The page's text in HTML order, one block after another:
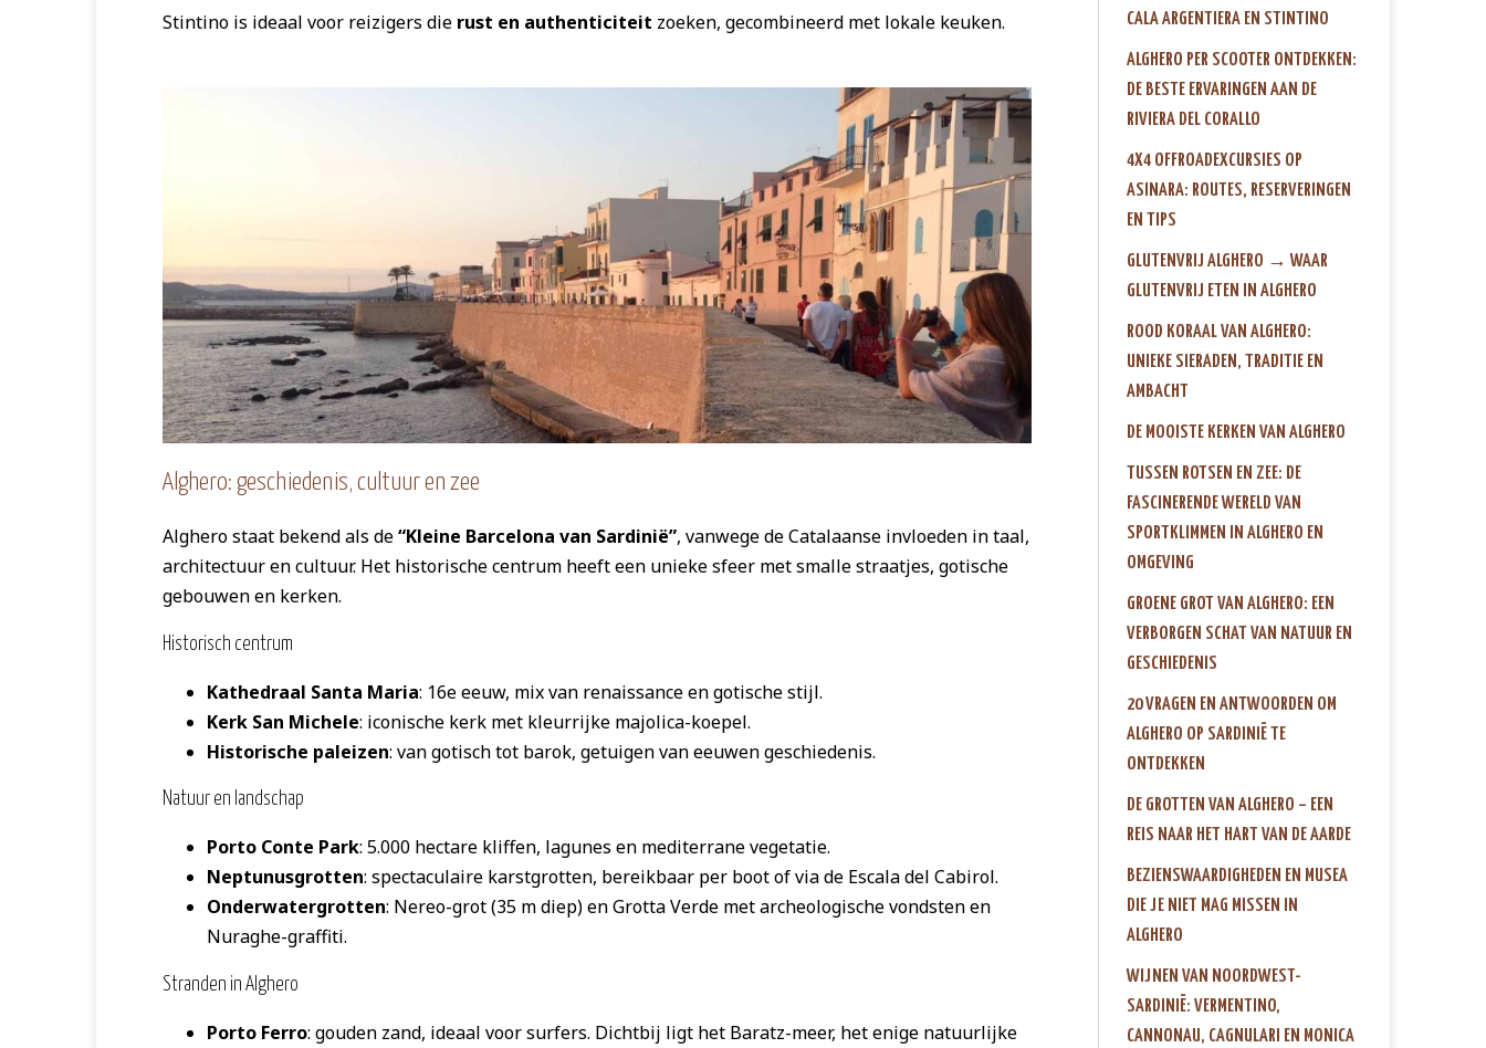
Stintino is ideaal voor reizigers die rust en authenticiteit zoeken, gecombineerd met lokale keuken.
Alghero: geschiedenis, cultuur en zee
Alghero staat bekend als de“Kleine Barcelona van Sardinië”, vanwege de Catalaanse invloeden in taal,
architectuur en cultuur. Het historische centrum heeft een unieke sfeer met smalle straatjes, gotische
gebouwen en kerken.
Historisch centrum
Kathedraal Santa Maria: 16e eeuw, mix van renaissance en gotische stijl.
Kerk San Michele: iconische kerk met kleurrijke majolica-koepel.
Historische paleizen: van gotisch tot barok, getuigen van eeuwen geschiedenis.
Natuur en landschap
Porto Conte Park: 5.000 hectare kliffen, lagunes en mediterrane vegetatie.
Neptunusgrotten: spectaculaire karstgrotten, bereikbaar per boot of via de Escala del Cabirol.
Onderwatergrotten: Nereo-grot (35 m diep) en Grotta Verde met archeologische vondsten en
Nuraghe-graffiti.
Stranden in Alghero
Porto Ferro: gouden zand, ideaal voor surfers. Dichtbij ligt het Baratz-meer, het enige natuurlijke
CALA ARGENTIERA EN STINTINO
ALGHERO PER SCOOTER ONTDEKKEN:
DE BESTE ERVARINGEN AAN DE
RIVIERA DEL CORALLO
4X4 OFFROADEXCURSIES OP
ASINARA: ROUTES, RESERVERINGEN
EN TIPS
GLUTENVRIJ ALGHERO → WAAR
GLUTENVRIJ ETEN IN ALGHERO
ROOD KORAAL VAN ALGHERO:
UNIEKE SIERADEN, TRADITIE EN
AMBACHT
DE MOOISTE KERKEN VAN ALGHERO
TUSSEN ROTSEN EN ZEE: DE
FASCINERENDE WERELD VAN
SPORTKLIMMEN IN ALGHERO EN
OMGEVING
GROENE GROT VAN ALGHERO: EEN
VERBORGEN SCHAT VAN NATUUR EN
GESCHIEDENIS
20 VRAGEN EN ANTWOORDEN OM
ALGHERO OP SARDINIË TE
ONTDEKKEN
DE GROTTEN VAN ALGHERO – EEN
REIS NAAR HET HART VAN DE AARDE
BEZIENSWAARDIGHEDEN EN MUSEA
DIE JE NIET MAG MISSEN IN
ALGHERO
WIJNEN VAN NOORDWEST-
SARDINIË: VERMENTINO,
CANNONAU, CAGNULARI EN MONICA